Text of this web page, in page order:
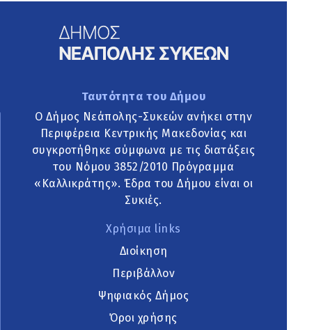
Ταυτότητα του Δήμου
Ο Δήμος Νεάπολης-Συκεών ανήκει στην
Περιφέρεια Κεντρικής Μακεδονίας και
συγκροτήθηκε σύμφωνα με τις διατάξεις
του Νόμου 3852/2010 Πρόγραμμα
«Καλλικράτης». Έδρα του Δήμου είναι οι
Συκιές.
Χρήσιμα links
Διοίκηση
Περιβάλλον
Ψηφιακός Δήμος
Όροι χρήσης